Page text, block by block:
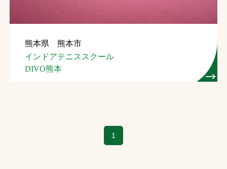
熊本県 熊本市
インドアテニススクール
DIVO熊本
1